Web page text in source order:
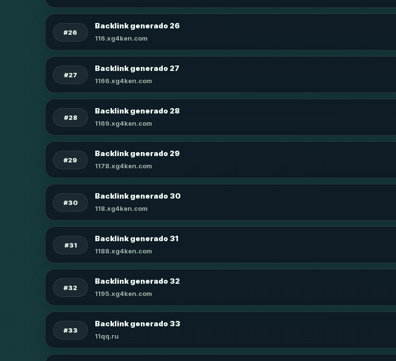
#26
Backlink generado 26
116.xg4ken.com
#27
Backlink generado 27
1166.xg4ken.com
#28
Backlink generado 28
1169.xg4ken.com
#29
Backlink generado 29
1178.xg4ken.com
#30
Backlink generado 30
118.xg4ken.com
#31
Backlink generado 31
1188.xg4ken.com
#32
Backlink generado 32
1195.xg4ken.com
#33
Backlink generado 33
11qq.ru